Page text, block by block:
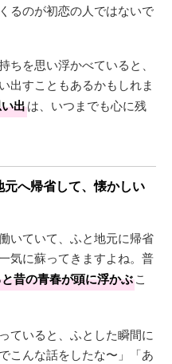
るのが初恋の人ではないで
を思い浮かべていると、
出すこともあるかもしれま
出は、いつまでも心に残
へ帰省して、懐かしい
いていて、ふと地元に帰省
気に蘇ってきますよね。普
昔の青春が頭に浮かぶこ
ていると、ふとした瞬間に
こんな話をしたな〜」「あ